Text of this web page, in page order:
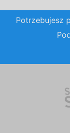
Potrzebujesz